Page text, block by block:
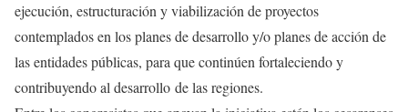
ejecución, estructuración y viabilización de proyectos
contemplados en los planes de desarrollo y/o planes de acción de
las entidades públicas, para que continúen fortaleciendo y
contribuyendo al desarrollo de las regiones.